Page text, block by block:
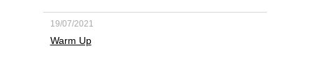
19/07/2021
Warm Up